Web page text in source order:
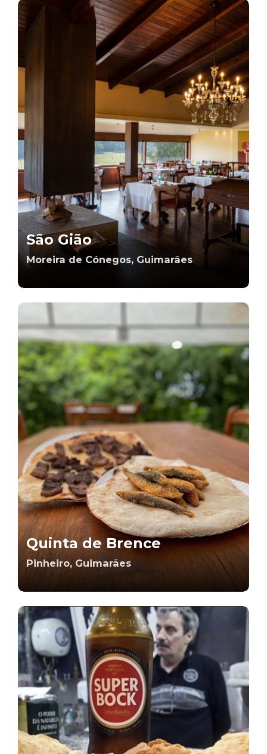
São Gião
Moreira de Cónegos, Guimarães
Quinta de Brence
Pinheiro, Guimarães